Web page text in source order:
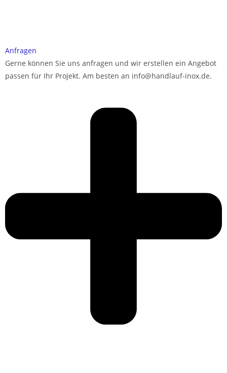
Anfragen
Gerne können Sie uns anfragen und wir erstellen ein Angebot
passen für Ihr Projekt. Am besten an info@handlauf-inox.de.